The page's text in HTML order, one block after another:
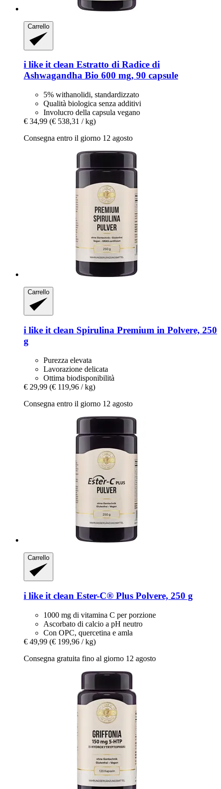
Carrello
i like it clean Estratto di Radice di
Ashwagandha Bio 600 mg, 90 capsule
5% withanolidi, standardizzato
Qualità biologica senza additivi
Involucro della capsula vegano
€ 34,99 (€ 538,31 / kg)
Consegna entro il giorno 12 agosto
Carrello
i like it clean Spirulina Premium in Polvere, 250
g
Purezza elevata
Lavorazione delicata
Ottima biodisponibilità
€ 29,99 (€ 119,96 / kg)
Consegna entro il giorno 12 agosto
Carrello
i like it clean Ester-​C® Plus Polvere, 250 g
1000 mg di vitamina C per porzione
Ascorbato di calcio a pH neutro
Con OPC, quercetina e amla
€ 49,99 (€ 199,96 / kg)
Consegna gratuita fino al giorno 12 agosto